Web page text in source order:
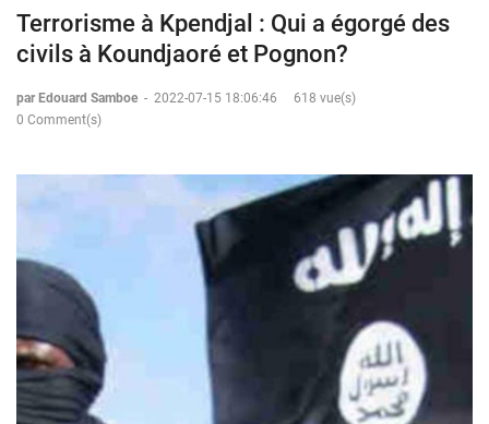
Terrorisme à Kpendjal : Qui a égorgé des
civils à Koundjaoré et Pognon?
par Edouard Samboe - 2022-07-15 18:06:46
618 vue(s)
0 Comment(s)